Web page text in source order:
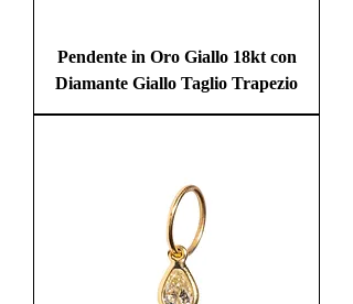
Pendente in Oro Giallo 18kt con
Diamante Giallo Taglio Trapezio